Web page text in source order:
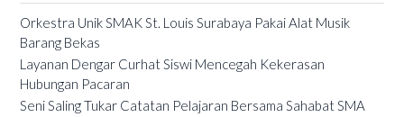
Orkestra Unik SMAK St. Louis Surabaya Pakai Alat Musik
Barang Bekas
Layanan Dengar Curhat Siswi Mencegah Kekerasan
Hubungan Pacaran
Seni Saling Tukar Catatan Pelajaran Bersama Sahabat SMA